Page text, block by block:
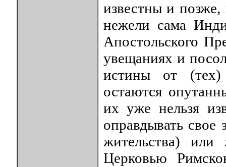
известны и
нежели сама
Апостольского
увещаниях и
истины от (тех)
остаются
их уже нельзя
оправдывать свое
жительства)
Церковью